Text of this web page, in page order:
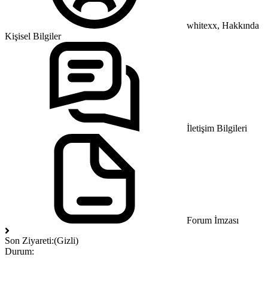
whitexx, Hakkında
Kişisel Bilgiler
İletişim Bilgileri
Forum İmzası
Son Ziyareti:(Gizli)
Durum: